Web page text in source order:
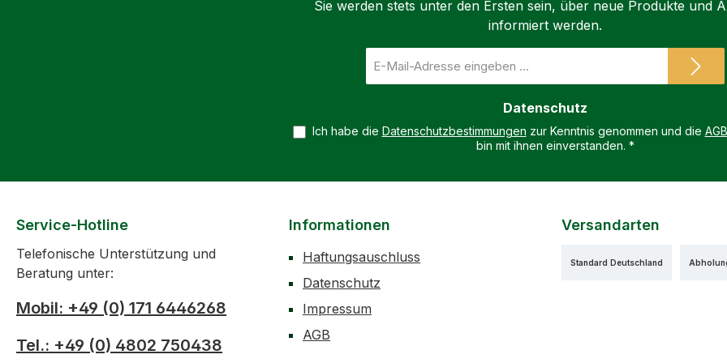
Sie werden stets unter den Ersten sein, über neue Produkte und
informiert werden.
Mail-
Datenschutz
Ich habe die Datenschutzbestimmungen zur Kenntnis genommen und die AGB
bin mit ihnen einverstanden. *
Service-Hotline
Telefonische Unterstützung und
Beratung unter:
Mobil: +49 (0) 171 6446268
Tel.: +49 (0) 4802 750438
Informationen
Haftungsauschluss
Datenschutz
Impressum
AGB
Versandarten
Standard Deutschland